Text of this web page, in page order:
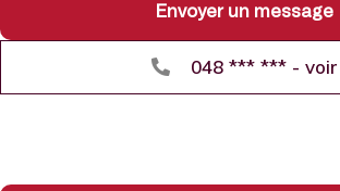
Envoyer un message
048 *** *** - voir